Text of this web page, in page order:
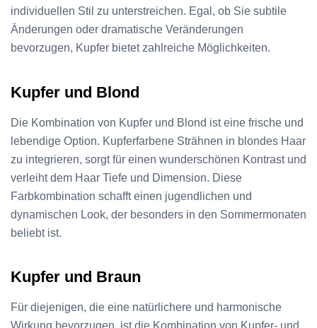
individuellen Stil zu unterstreichen. Egal, ob Sie subtile
Änderungen oder dramatische Veränderungen
bevorzugen, Kupfer bietet zahlreiche Möglichkeiten.
Kupfer und Blond
Die Kombination von Kupfer und Blond ist eine frische und
lebendige Option. Kupferfarbene Strähnen in blondes Haar
zu integrieren, sorgt für einen wunderschönen Kontrast und
verleiht dem Haar Tiefe und Dimension. Diese
Farbkombination schafft einen jugendlichen und
dynamischen Look, der besonders in den Sommermonaten
beliebt ist.
Kupfer und Braun
Für diejenigen, die eine natürlichere und harmonische